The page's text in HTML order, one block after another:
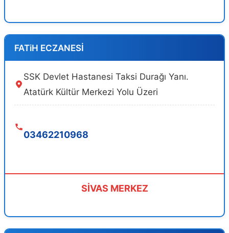
FATiH ECZANESİ
SSK Devlet Hastanesi Taksi Durağı Yanı.
Atatürk Kültür Merkezi Yolu Üzeri
03462210968
SİVAS MERKEZ